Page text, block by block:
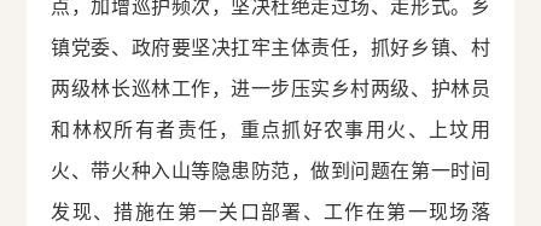
点，加增巡护频次，坚决杜绝走过场、走形式。乡
镇党委、政府要坚决扛牢主体责任，抓好乡镇、村
两级林长巡林工作，进一步压实乡村两级、护林员
和林权所有者责任，重点抓好农事用火、上坟用
火、带火种入山等隐患防范，做到问题在第一时间
发现、措施在第一关口部署、工作在第一现场落